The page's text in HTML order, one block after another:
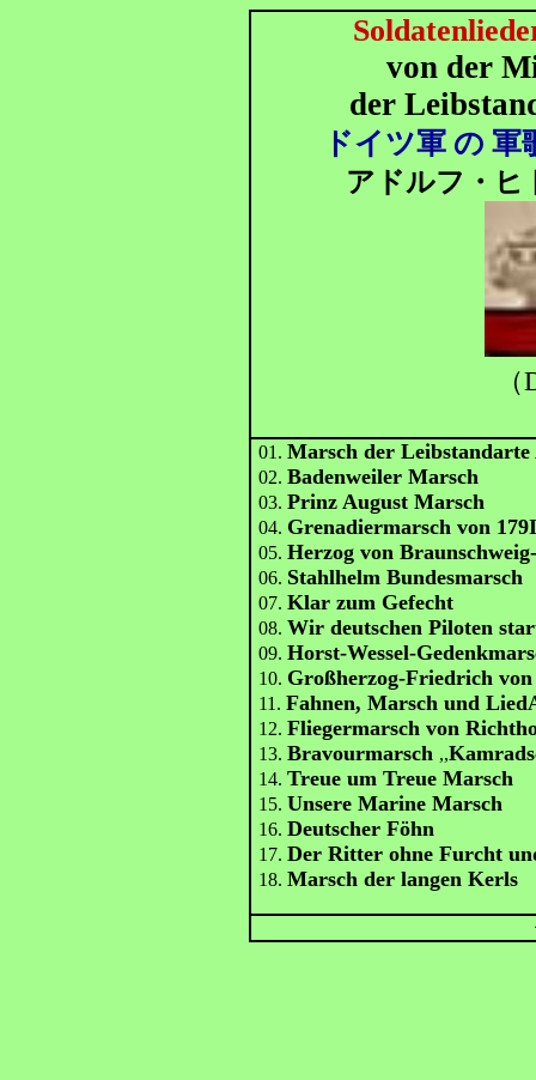
von der
der
ドイツ軍 の
アドルフ・ヒ
01.Marsch der
02.Badenweiler Marsch
03.Prinz August Marsch
04. Grenadiermarsch von
05. Herzog von
06. Stahlhelm Bundesmarsch
07.Klar zum Gefecht
08.Wir deutschen Piloten
09.Horst-Wessel-
10. Großherzog-Friedrich
11.Fahnen, Marsch und
12.Fliegermarsch von
13.Bravourmarsch ,,
14.Treue um Treue Marsch
15.Unsere Marine Marsch
16.Deutscher Föhn
17.Der Ritter ohne Furcht
18.Marsch der langen Kerls